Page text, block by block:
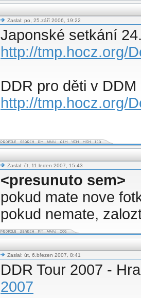
Zaslal: po, 25.září 2006, 19:22
Japonské setkání
http://tmp.hocz.org/
DDR pro děti v
http://tmp.hocz.org/
Zaslal: čt, 11.leden 2007, 15:43
<presunuto sem>
pokud mate nove
pokud nemate,
Zaslal: út, 6.březen 2007, 8:41
DDR Tour 2007 -
2007